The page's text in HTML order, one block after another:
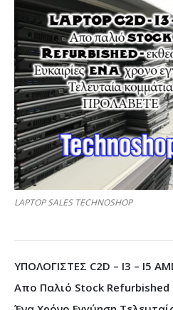
LAPTOP SALES TECHNOSHOP
ΥΠΟΛΟΓΙΣΤΕΣ C2D – I3 – I5
Απο Παλιό Stock Refurbished